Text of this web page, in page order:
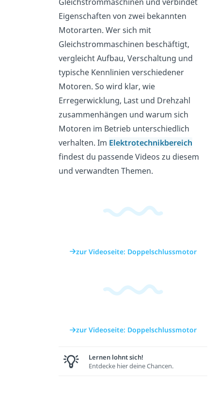
Eigenschaften von zwei bekannten
Motorarten. Wer sich mit
Gleichstrommaschinen beschäftigt,
vergleicht Aufbau, Verschaltung und
typische Kennlinien verschiedener
Motoren. So wird klar, wie
Erregerwicklung, Last und Drehzahl
zusammenhängen und warum sich
Motoren im Betrieb unterschiedlich
verhalten. Im Elektrotechnikbereich
findest du passende Videos zu diesem
und verwandten Themen.
zur Videoseite: Doppelschlussmotor
zur Videoseite: Doppelschlussmotor
Lernen lohnt sich!
Entdecke hier deine Chancen.